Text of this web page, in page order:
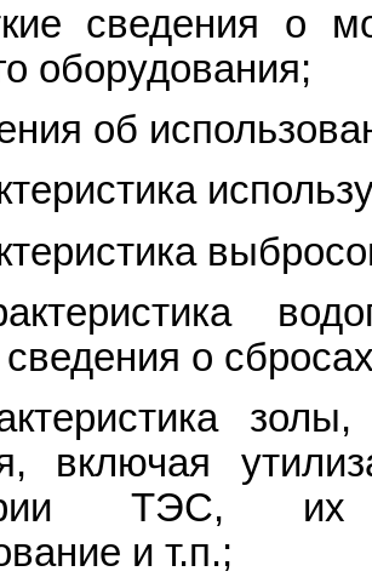
сведения о
оборудования;
об
о
включая
ТЭС, их
и т.п.;